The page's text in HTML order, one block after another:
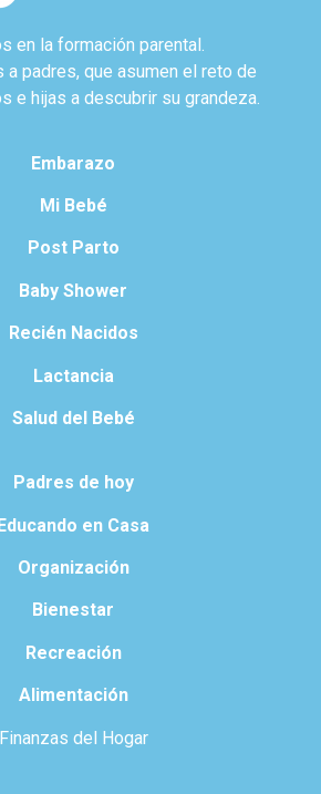
en la formación parental.
a padres, que asumen el reto de
e hijas a descubrir su grandeza.
Embarazo
Mi Bebé
Post Parto
Baby Shower
Recién Nacidos
Lactancia
Salud del Bebé
Padres de hoy
en Casa
Organización
Bienestar
Recreación
Alimentación
Finanzas del Hogar